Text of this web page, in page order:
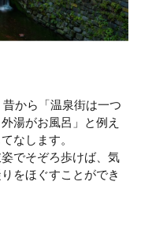
から「温泉街は一つ
湯がお風呂」と例え
なします。
でそぞろ歩けば、気
をほぐすことができ